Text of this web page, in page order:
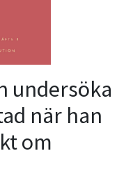
undersöka
när han
om